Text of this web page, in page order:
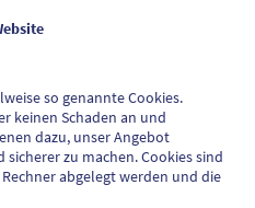
so genannte Cookies.
keinen Schaden an und
dazu, unser Angebot
zu machen. Cookies sind
abgelegt werden und die